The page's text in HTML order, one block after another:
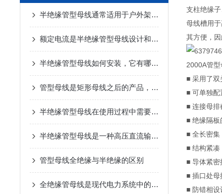
半绝缘管型母线通常适用于户外架空进线等场合
额定电流是半绝缘管型母线设计和选型的关键因素之一
半绝缘管型母线如何安装，它有哪些优势
管型母线是矩形母线之后的产品，它应用广泛优势明显
半绝缘管型母线在使用过程中需要采取一定的保护措施
半绝缘管型母线是一种高压直流输电系统中广泛应用的电气设备
管型母线全绝缘与半绝缘的区别
全绝缘管母线是现代电力系统中的重要组成部分
支柱绝缘
母线槽用
其方便，
2000A管
■ 采用了双
■ 可单独配
■ 连接母排
■ 绝缘隔板
■ 全长密集
■ 结构紧凑
■ 导体紧密
■ 插口处母
■ 防错相设